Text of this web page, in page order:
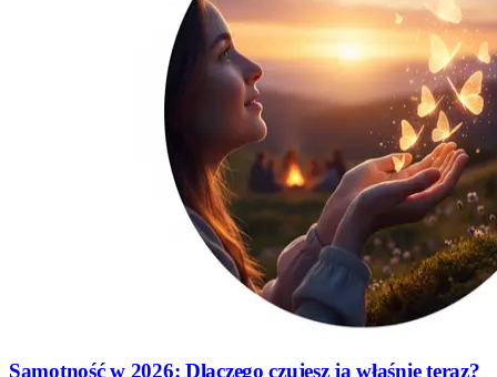
Samotność w 2026: Dlaczego czujesz ją właśnie teraz?